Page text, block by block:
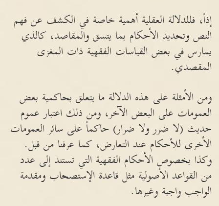
إذاً، فللدلالة العقلية أهمية خاصة في الكشف عن فهم
النص وتحديد الأحكام بما يتسق والمقاصد، كالذي
يمارس في بعض القياسات الفقهية ذات المغزى
المقصدي.
ومن الأمثلة على هذه الدلالة ما يتعلق بحاكمية بعض
العمومات على البعض الآخر، ومن ذلك اعتبار عموم
حديث (لا ضرر ولا ضرار) حاكماً على سائر العمومات
الأخرى للأحكام عند التعارض، كما عرفنا من قبل.
وكذا بخصوص الأحكام الفقهية التي تستند إلى عدد
من القواعد الأصولية مثل قاعدة الإستصحاب ومقدمة
الواجب واجبة وغيرها.